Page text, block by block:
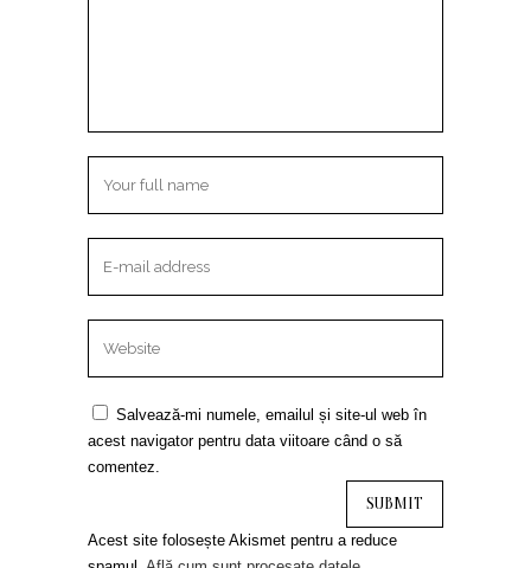
Salvează-mi numele, emailul și site-ul web în
acest navigator pentru data viitoare când o să
comentez.
Acest site folosește Akismet pentru a reduce